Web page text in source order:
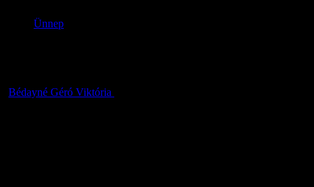
Ünnep
Bédayné Géró Viktória